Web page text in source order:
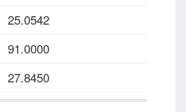
25.0542
91.0000
27.8450